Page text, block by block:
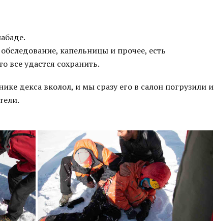
капельницы и прочее, есть
все удастся сохранить.
декса вколол, и мы сразу его в салон погрузили и